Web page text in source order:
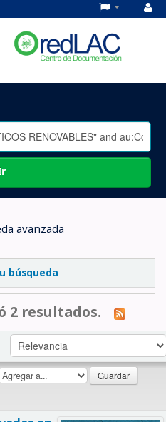
avanzada
búsqueda
2 resultados.